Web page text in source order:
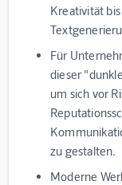
Kreativität
Für
dieser
um sich vor
zu gestalten.
Moderne